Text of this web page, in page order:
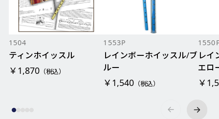
1504
ティンホイッスル
￥1,870（税込）
1553P
レインボーホイッスル/ブ
ルー
￥1,540 （税込）
レイ
エロ
￥